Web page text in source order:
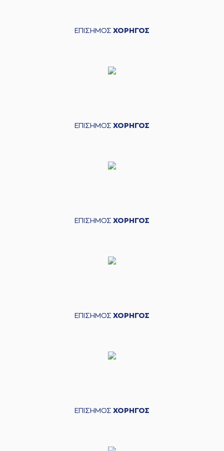
ΕΠΙΣΗΜΟΣ ΧΟΡΗΓΟΣ
ΕΠΙΣΗΜΟΣ ΧΟΡΗΓΟΣ
ΕΠΙΣΗΜΟΣ ΧΟΡΗΓΟΣ
ΕΠΙΣΗΜΟΣ ΧΟΡΗΓΟΣ
ΕΠΙΣΗΜΟΣ ΧΟΡΗΓΟΣ